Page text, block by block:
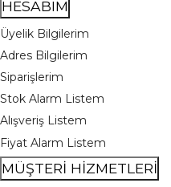
HESABIM
Üyelik Bilgilerim
Adres Bilgilerim
Siparişlerim
Stok Alarm Listem
Alışveriş Listem
Fiyat Alarm Listem
MÜŞTERİ HİZMETLERİ